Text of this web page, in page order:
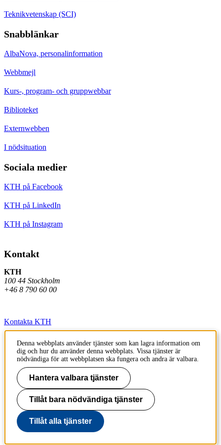
Teknikvetenskap (SCI)
Snabblänkar
AlbaNova, personalinformation
Webbmejl
Kurs-, program- och gruppwebbar
Biblioteket
Externwebben
I nödsituation
Sociala medier
KTH på Facebook
KTH på LinkedIn
KTH på Instagram
Kontakt
KTH
100 44 Stockholm
+46 8 790 60 00
Kontakta KTH
Jobba på KTH
Press och media
Faktura och betalning KTH
Om KTH:s webbplatser
Tillgänglighetsredogörelse
Denna webbplats använder tjänster som kan lagra information om
dig och hur du använder denna webbplats. Vissa tjänster är
nödvändiga för att webbplatsen ska fungera och andra är valbara.
Hantera valbara tjänster
Tillåt bara nödvändiga tjänster
Tillåt alla tjänster